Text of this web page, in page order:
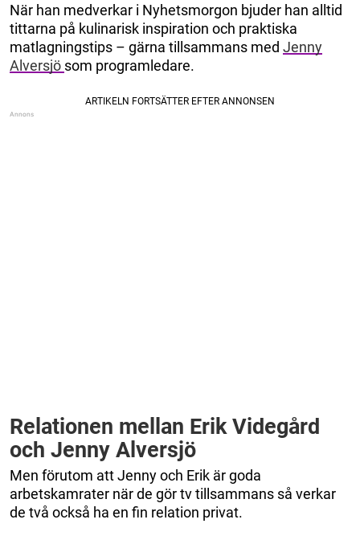
När han medverkar i Nyhetsmorgon bjuder han alltid
tittarna på kulinarisk inspiration och praktiska
matlagningstips – gärna tillsammans med Jenny
Alversjö som programledare.
Relationen mellan Erik Videgård
och Jenny Alversjö
Men förutom att Jenny och Erik är goda
arbetskamrater när de gör tv tillsammans så verkar
de två också ha en fin relation privat.